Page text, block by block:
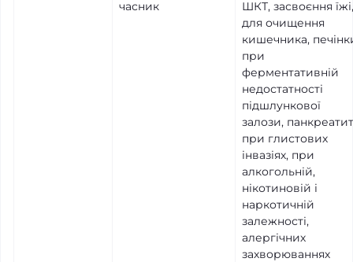
часник
ШКТ, засвоєння їжі,
для очищення
кишечника,
при
ферментативній
недостатності
підшлункової
залози,
при глистових
інвазіях, при
алкогольній,
нікотиновій і
наркотичній
залежності,
алергічних
захворюваннях